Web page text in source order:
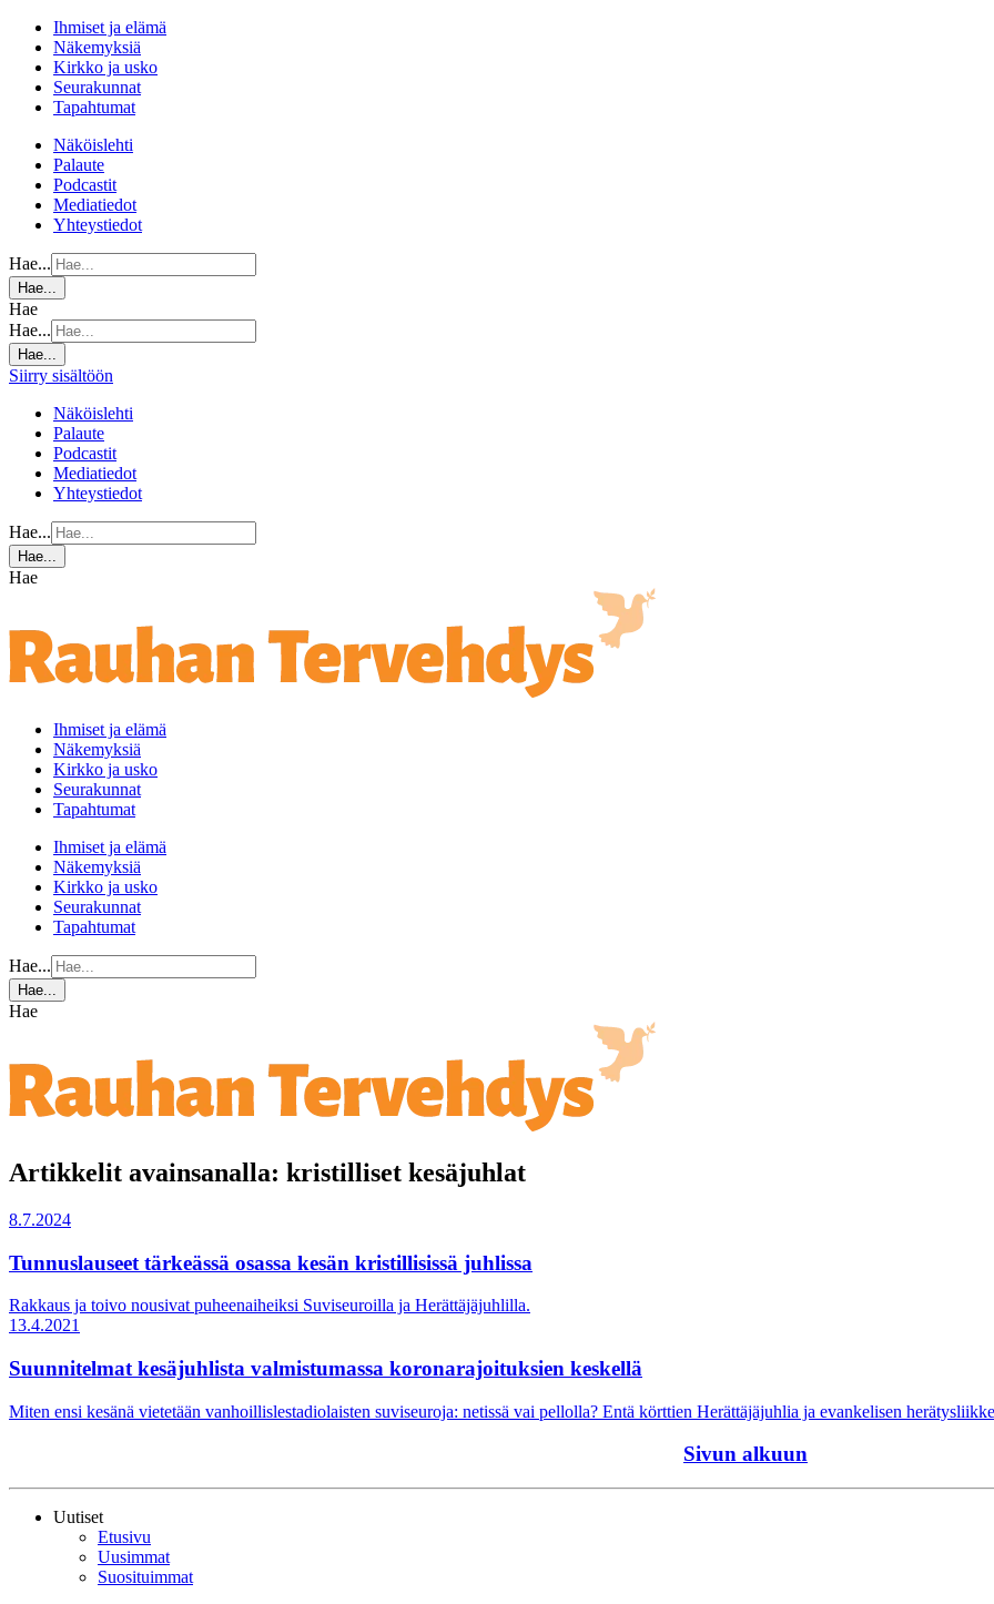
Ihmiset ja elämä
Näkemyksiä
Kirkko ja usko
Seurakunnat
Tapahtumat
Näköislehti
Palaute
Podcastit
Mediatiedot
Yhteystiedot
Hae...
Hae...
Hae
Hae...
Hae...
Siirry sisältöön
Näköislehti
Palaute
Podcastit
Mediatiedot
Yhteystiedot
Hae...
Hae...
Hae
Ihmiset ja elämä
Näkemyksiä
Kirkko ja usko
Seurakunnat
Tapahtumat
Ihmiset ja elämä
Näkemyksiä
Kirkko ja usko
Seurakunnat
Tapahtumat
Hae...
Hae...
Hae
Artikkelit avainsanalla: kristilliset kesäjuhlat
8.7.2024
Tunnuslauseet tärkeässä osassa kesän kristillisissä juhlissa
Rakkaus ja toivo nousivat puheenaiheiksi Suviseuroilla ja Herättäjäjuhlilla.
13.4.2021
Suunnitelmat kesäjuhlista valmistumassa koronarajoituksien keskellä
Miten ensi kesänä vietetään vanhoillislestadiolaisten suviseuroja: netissä vai pellolla? Entä körttien Herättäjäjuhlia ja evankelisen
Sivun alkuun
Uutiset
Etusivu
Uusimmat
Suosituimmat